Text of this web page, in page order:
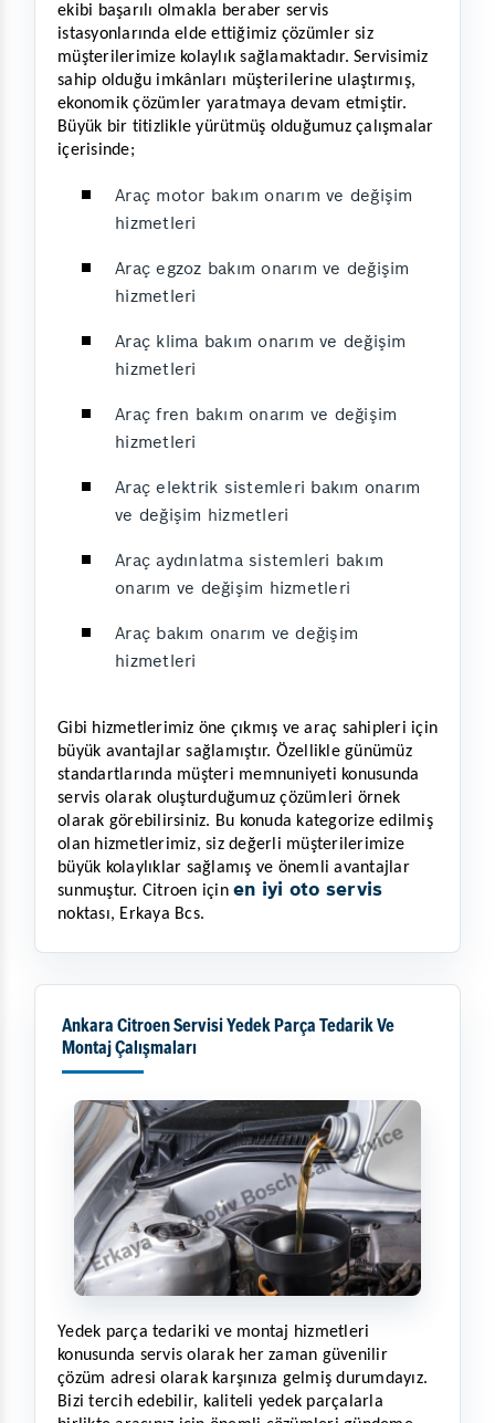
ekibi başarılı olmakla beraber servis
istasyonlarında elde ettiğimiz çözümler siz
müşterilerimize kolaylık sağlamaktadır. Servisimiz
sahip olduğu imkânları müşterilerine ulaştırmış,
ekonomik çözümler yaratmaya devam etmiştir.
Büyük bir titizlikle yürütmüş olduğumuz çalışmalar
içerisinde;
Araç motor bakım onarım ve değişim
hizmetleri
Araç egzoz bakım onarım ve değişim
hizmetleri
Araç klima bakım onarım ve değişim
hizmetleri
Araç fren bakım onarım ve değişim
hizmetleri
Araç elektrik sistemleri bakım onarım
ve değişim hizmetleri
Araç aydınlatma sistemleri bakım
onarım ve değişim hizmetleri
Araç bakım onarım ve değişim
hizmetleri
Gibi hizmetlerimiz öne çıkmış ve araç sahipleri için
büyük avantajlar sağlamıştır. Özellikle günümüz
standartlarında müşteri memnuniyeti konusunda
servis olarak oluşturduğumuz çözümleri örnek
olarak görebilirsiniz. Bu konuda kategorize edilmiş
olan hizmetlerimiz, siz değerli müşterilerimize
büyük kolaylıklar sağlamış ve önemli avantajlar
sunmuştur. Citroen için en iyi oto servis
noktası, Erkaya Bcs.
Ankara Citroen Servisi Yedek Parça Tedarik Ve
Montaj Çalışmaları
Yedek parça tedariki ve montaj hizmetleri
konusunda servis olarak her zaman güvenilir
çözüm adresi olarak karşınıza gelmiş durumdayız.
Bizi tercih edebilir, kaliteli yedek parçalarla